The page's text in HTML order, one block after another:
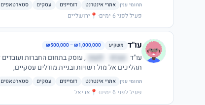
תחומי ענין אתרי אינטרנט דומיינים עסקים סטארטאפים
פעיל לפני 6 ימים ·
📍 ירושליים
עו"ד משקיע ₪500,000 – ₪1,000,000
עו"ד הברפ לנצת , עוסק בתחום החברות
תהליכים אל מול רשויות ובניית מודלים עסקיים,
תחומי ענין אתרי אינטרנט דומיינים עסקים סטארטאפים
פעיל לפני 6 ימים ·
📍 אריאל